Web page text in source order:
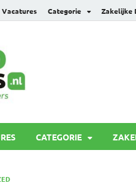
Vacatures Categorie Zakelijke
CATEGORIE